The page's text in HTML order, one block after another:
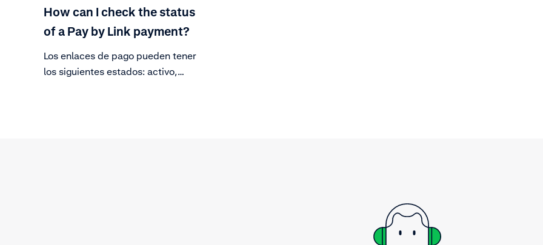
How can I check the status
of a Pay by Link payment?
Los enlaces de pago pueden tener
los siguientes estados: activo,